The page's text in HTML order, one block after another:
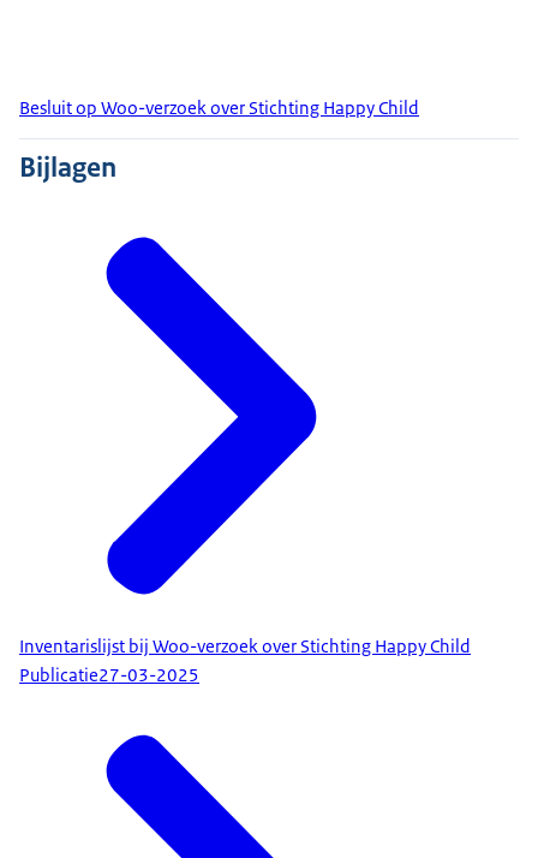
Besluit op Woo-verzoek over Stichting Happy Child
Bijlagen
Inventarislijst bij Woo-verzoek over Stichting Happy Child
Publicatie27-03-2025